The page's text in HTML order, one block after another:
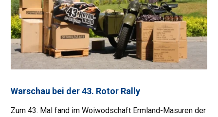
Warschau bei der 43. Rotor Rally
Zum 43. Mal fand im Woiwodschaft Ermland-Masuren der